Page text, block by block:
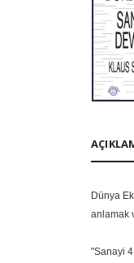
Dünya
anlamak
"Sanayi